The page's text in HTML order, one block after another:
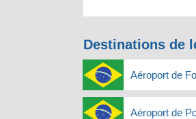
Destinations de
Aéroport de
Aéroport de